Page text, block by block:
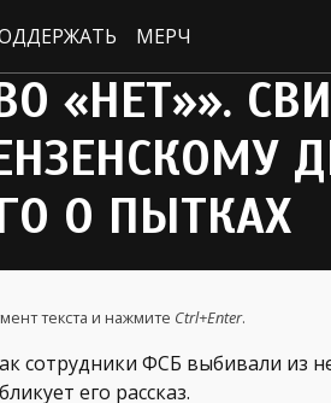
МЕРЧ
«НЕТ»».
О ПЫТКАХ
текста и нажмите Ctrl+Enter.
сотрудники ФСБ выбивали из
его рассказ.